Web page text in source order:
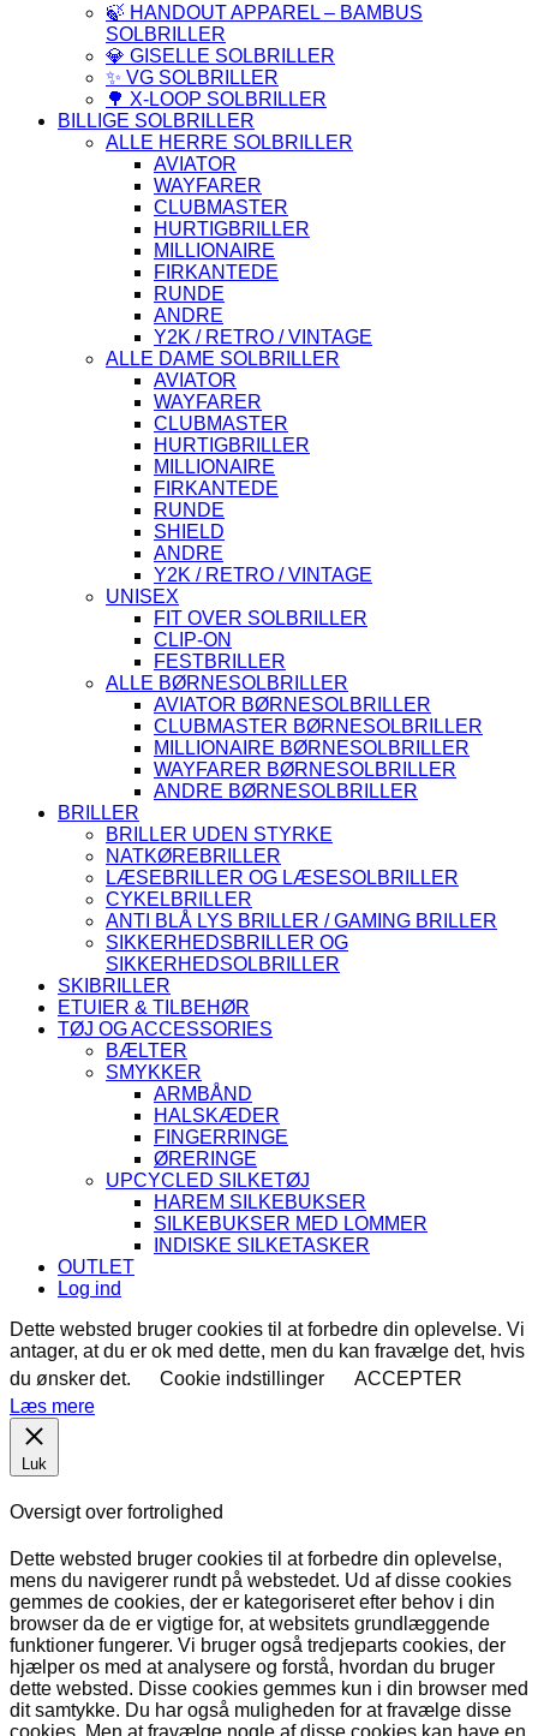
🍃 HANDOUT APPAREL – BAMBUS
SOLBRILLER
💎 GISELLE SOLBRILLER
✨ VG SOLBRILLER
🌳 X-LOOP SOLBRILLER
BILLIGE SOLBRILLER
ALLE HERRE SOLBRILLER
AVIATOR
WAYFARER
CLUBMASTER
HURTIGBRILLER
MILLIONAIRE
FIRKANTEDE
RUNDE
ANDRE
Y2K / RETRO / VINTAGE
ALLE DAME SOLBRILLER
AVIATOR
WAYFARER
CLUBMASTER
HURTIGBRILLER
MILLIONAIRE
FIRKANTEDE
RUNDE
SHIELD
ANDRE
Y2K / RETRO / VINTAGE
UNISEX
FIT OVER SOLBRILLER
CLIP-ON
FESTBRILLER
ALLE BØRNESOLBRILLER
AVIATOR BØRNESOLBRILLER
CLUBMASTER BØRNESOLBRILLER
MILLIONAIRE BØRNESOLBRILLER
WAYFARER BØRNESOLBRILLER
ANDRE BØRNESOLBRILLER
BRILLER
BRILLER UDEN STYRKE
NATKØREBRILLER
LÆSEBRILLER OG LÆSESOLBRILLER
CYKELBRILLER
ANTI BLÅ LYS BRILLER / GAMING BRILLER
SIKKERHEDSBRILLER OG
SIKKERHEDSOLBRILLER
SKIBRILLER
ETUIER & TILBEHØR
TØJ OG ACCESSORIES
BÆLTER
SMYKKER
ARMBÅND
HALSKÆDER
FINGERRINGE
ØRERINGE
UPCYCLED SILKETØJ
HAREM SILKEBUKSER
SILKEBUKSER MED LOMMER
INDISKE SILKETASKER
OUTLET
Log ind
Dette websted bruger cookies til at forbedre din oplevelse. Vi
antager, at du er ok med dette, men du kan fravælge det, hvis
du ønsker det.
Cookie indstillinger
ACCEPTER
Læs mere
Luk
Oversigt over fortrolighed
Dette websted bruger cookies til at forbedre din oplevelse,
mens du navigerer rundt på webstedet. Ud af disse cookies
gemmes de cookies, der er kategoriseret efter behov i din
browser da de er vigtige for, at websitets grundlæggende
funktioner fungerer. Vi bruger også tredjeparts cookies, der
hjælper os med at analysere og forstå, hvordan du bruger
dette websted. Disse cookies gemmes kun i din browser med
dit samtykke. Du har også muligheden for at fravælge disse